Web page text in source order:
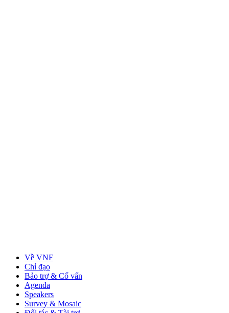
Về VNF
Chỉ đạo
Bảo trợ & Cố vấn
Agenda
Speakers
Survey & Mosaic